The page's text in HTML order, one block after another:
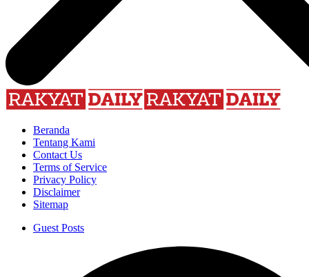
Beranda
Tentang Kami
Contact Us
Terms of Service
Privacy Policy
Disclaimer
Sitemap
Guest Posts